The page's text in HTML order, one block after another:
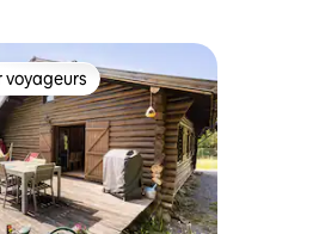
de 279 commentaires : 4,82 sur 5